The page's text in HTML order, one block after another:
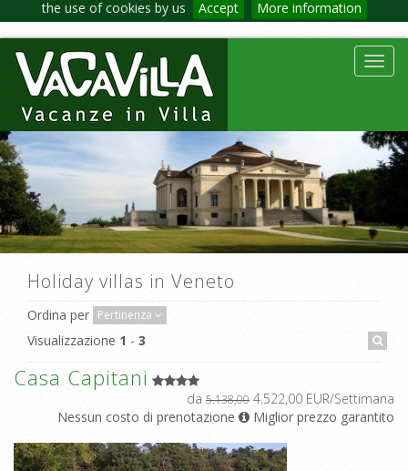
the use of cookies by us Accept More information
Holiday villas in Veneto
Ordina per Pertinenza
Visualizzazione 1 - 3
Casa Capitani
da 5.138,00 4.522,00 EUR/Settimana
Nessun costo di prenotazione
Miglior prezzo garantito